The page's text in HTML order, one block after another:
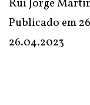
Rui Jorge
Publicado em
26.04.2023